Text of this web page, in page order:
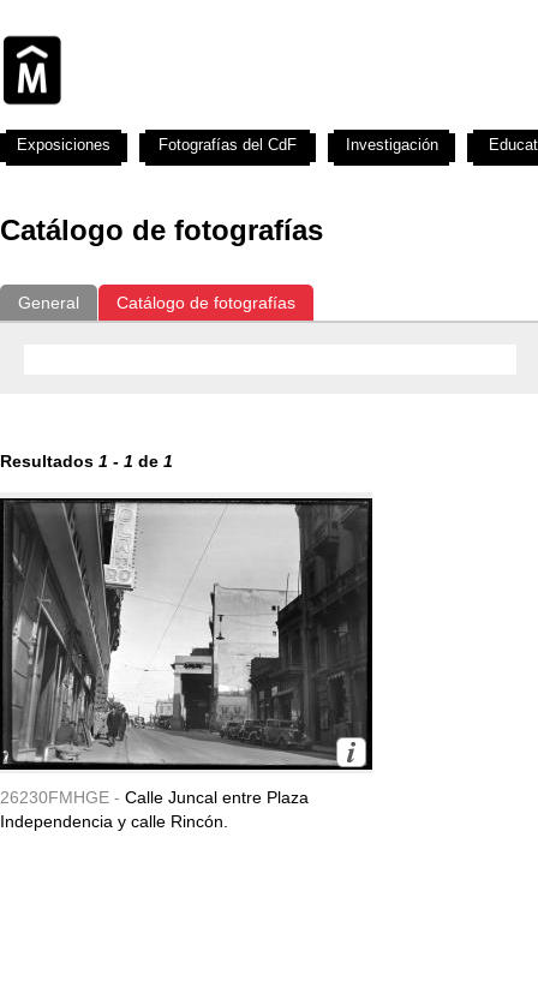
Catálogo de fotografías
General Catálogo de fotografías
Resultados 1 - 1 de 1
26230FMHGE - Calle Juncal entre Plaza
Independencia y calle Rincón.
Exposiciones Fotografías del CdF Investigación